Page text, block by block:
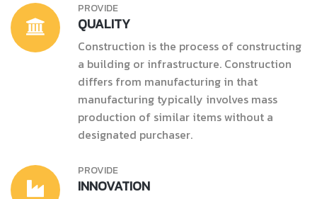
PROVIDE
QUALITY
Construction is the process of constructing
a building or infrastructure. Construction
differs from manufacturing in that
manufacturing typically involves mass
production of similar items without a
designated purchaser.
PROVIDE
INNOVATION